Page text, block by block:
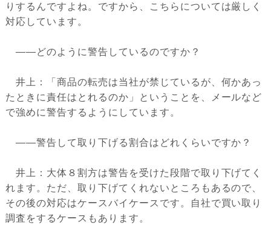
りするんですよね。ですから、こちらについては厳しく
対応しています。
――どのように警告しているのですか？
井上：「商品の転売は当社が禁じているが、何かあっ
たときに責任はとれるのか」ということを、メールなど
で強めに警告するようにしています。
――警告して取り下げる割合はどれくらいですか？
井上：大体８割方は警告を受けた段階で取り下げてく
れます。ただ、取り下げてくれないところもあるので、
その後の対応はケースバイケースです。自社で買い取り
調査をするケースもあります。